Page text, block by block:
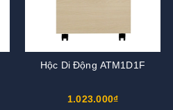
Hộc Di Động ATM1D1F
1.023.000₫